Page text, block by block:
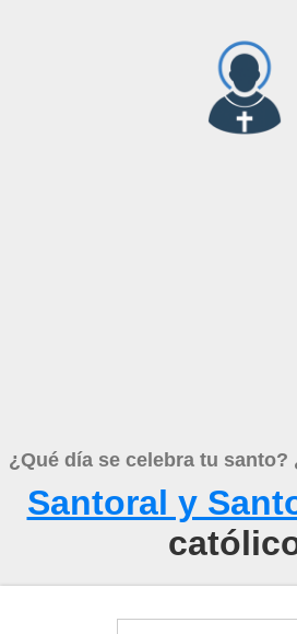
¿Qué día se celebra tu santo?
Santoral y